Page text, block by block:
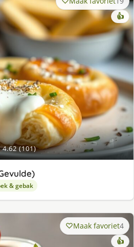
4.62 (101)
👍
& gebak
Maak favoriet4
👍